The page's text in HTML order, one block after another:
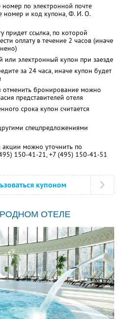
номер по электронной почте
номер и код купона,Ф. И. О.
придет ссылка, по которой
оплату в течение 2 часов (иначе
или электронный купон при заезде
за 24 часа, иначе купон будет
отменить бронирование можно
представителей отеля
срока купон считается
спецпредложениями
можно уточнить по
150-41-21, +7 (495) 150-41-51
купоном
ОТЕЛЕ